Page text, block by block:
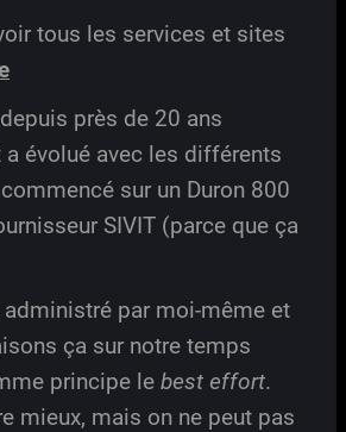
tous les services et sites
près de 20 ans
a évolué avec les différents
sur un Duron 800
SIVIT (parce que ça
administré par moi-même et
ça sur notre temps
principe le best effort.
mieux, mais on ne peut pas